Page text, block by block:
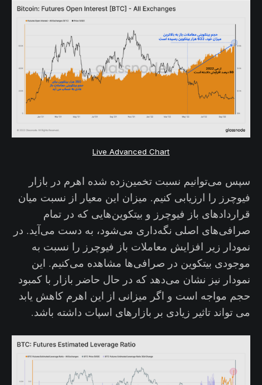
Live Advanced Chart
سپس می‌توانیم نسبت تخمین‌زده شده اهرم در بازار
فیوچرز را ارزیابی کنیم. میزان این معیار از نسبت میان
قراردادهای باز فیوچرز و بیتکوین‌هایی که در تمام
صرافی‌های اصلی نگه‌داری می‌شود، به دست می‌آید. در
نمودار زیر افزایش معاملات باز فیوچرز را نسبت به
موجودی بیتکوین در صرافی‌ها مشاهده می‌کنیم. این
نمودار نیز نشان می‌دهد که در حال حاضر بازار با کمبود
حجم مواجه است و اگر میزانی از این اهرم کاهش یابد
می تواند تاثیر زیادی بر بازارهای اسپات داشته باشد‌.